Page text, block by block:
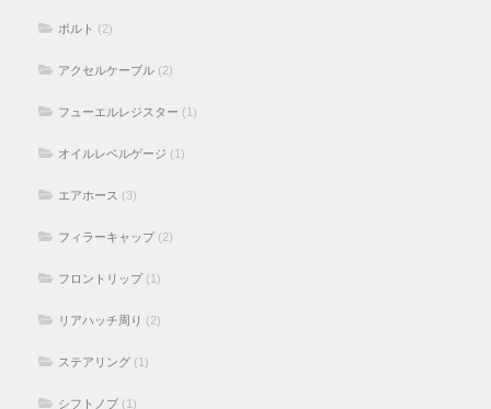
ボルト (2)
アクセルケーブル (2)
フューエルレジスター (1)
オイルレベルゲージ (1)
エアホース (3)
フィラーキャップ (2)
フロントリップ (1)
リアハッチ周り (2)
ステアリング (1)
シフトノブ (1)